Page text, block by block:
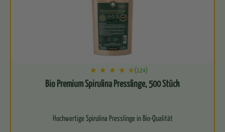
(124)
Bio Premium Spirulina Presslinge, 500 Stück
Hochwertige Spirulina Presslinge in Bio-Qualität